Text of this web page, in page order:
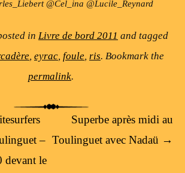
@Cel_ina @Lucile_Reynard
in Livre de bord 2011 and tagged
, eyrac, foule, ris. Bookmark the
permalink.
–
devant le
Superbe après midi au
Toulinguet avec Nadaü →